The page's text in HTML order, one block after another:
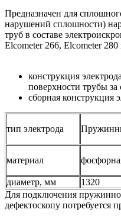
Предназначен для
нарушений сплошности)
труб в составе
Elcometer 266, Elcometer
конструкция
поверхности трубы за
сборная конструкция
тип электрода
материал
диаметр, мм
1320
Для подключения
дефектоскопу потребуется